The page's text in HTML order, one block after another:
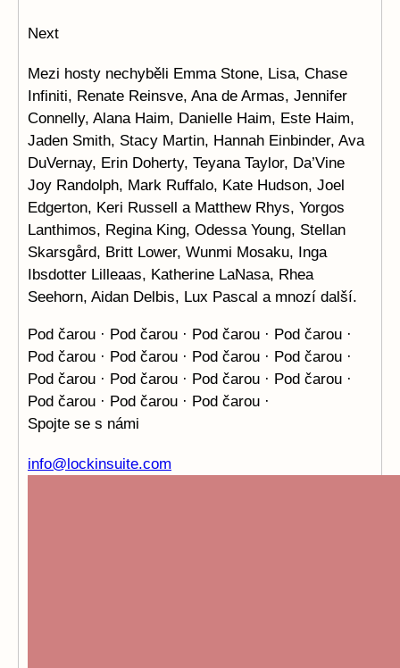
Next
Mezi hosty nechyběli Emma Stone, Lisa, Chase
Infiniti, Renate Reinsve, Ana de Armas, Jennifer
Connelly, Alana Haim, Danielle Haim, Este Haim,
Jaden Smith, Stacy Martin, Hannah Einbinder, Ava
DuVernay, Erin Doherty, Teyana Taylor, Da’Vine
Joy Randolph, Mark Ruffalo, Kate Hudson, Joel
Edgerton, Keri Russell a Matthew Rhys, Yorgos
Lanthimos, Regina King, Odessa Young, Stellan
Skarsgård, Britt Lower, Wunmi Mosaku, Inga
Ibsdotter Lilleaas, Katherine LaNasa, Rhea
Seehorn, Aidan Delbis, Lux Pascal a mnozí další.
Pod čarou · Pod čarou · Pod čarou · Pod čarou ·
Pod čarou · Pod čarou · Pod čarou · Pod čarou ·
Pod čarou · Pod čarou · Pod čarou · Pod čarou ·
Pod čarou · Pod čarou · Pod čarou ·
Spojte se s námi
info@lockinsuite.com